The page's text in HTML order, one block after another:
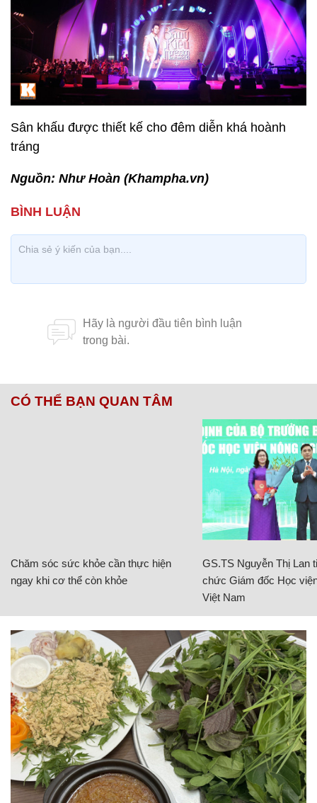
Sân khấu được thiết kế cho đêm diễn khá hoành
tráng
Nguồn: Như Hoàn (Khampha.vn)
CÓ THỂ BẠN QUAN TÂM
Chăm sóc sức khỏe cần thực hiện
ngay khi cơ thể còn khỏe
GS.TS Nguyễn Thị Lan
chức Giám đốc Học
Việt Nam